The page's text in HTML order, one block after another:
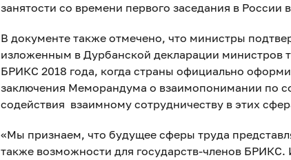
занятости со времени первого заседания в России
В документе также отмечено, что министры
изложенным в Дурбанской декларации министров
БРИКС 2018 года, когда страны официально
заключения Меморандума о взаимопонимании по
содействия взаимному сотрудничеству в этих
«Мы признаем, что будущее сферы труда
также возможности для государств-членов